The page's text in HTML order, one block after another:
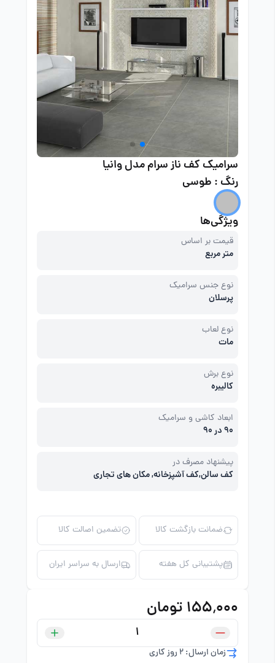
سرامیک کف ناز سرام مدل وانیا
رنگ : طوسی
ویژگی‌ها
قیمت بر اساس
متر مربع
نوع جنس سرامیک
پرسلان
نوع لعاب
مات
نوع برش
کالیبره
ابعاد کاشی و سرامیک
90 در 90
پیشنهاد مصرف در
کف سالن,کف آشپزخانه, مکان های تجاری
ضمانت بازگشت کالا تضمین اصالت کالا
پشتیبانی کل هفته ارسال به سراسر ایران
۱۵۵٬۰۰۰ تومان
زمان ارسال: 2 روز کاری